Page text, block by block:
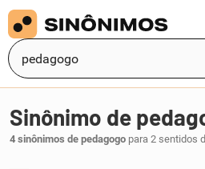
Sinônimo de
4 sinônimos de pedagogo para 2 sentidos